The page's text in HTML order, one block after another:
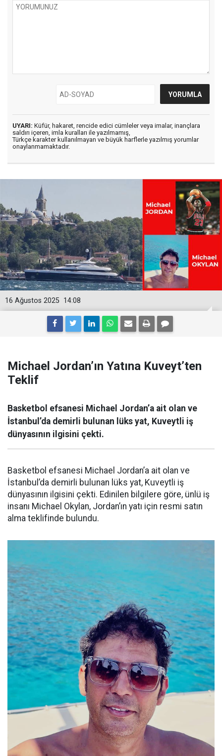
UYARI: Küfür, hakaret, rencide edici cümleler veya imalar, inançlara
saldırı içeren, imla kuralları ile yazılmamış,
Türkçe karakter kullanılmayan ve büyük harflerle yazılmış yorumlar
onaylanmamaktadır.
14:08
16 Ağustos 2025
Michael Jordan’ın Yatına Kuveyt’ten
Teklif
Basketbol efsanesi Michael Jordan’a ait olan ve
İstanbul’da demirli bulunan lüks yat, Kuveytli iş
dünyasının ilgisini çekti.
Basketbol efsanesi Michael Jordan’a ait olan ve
İstanbul’da demirli bulunan lüks yat, Kuveytli iş
dünyasının ilgisini çekti. Edinilen bilgilere göre, ünlü iş
insanı Michael Okylan, Jordan’ın yatı için resmi satın
alma teklifinde bulundu.